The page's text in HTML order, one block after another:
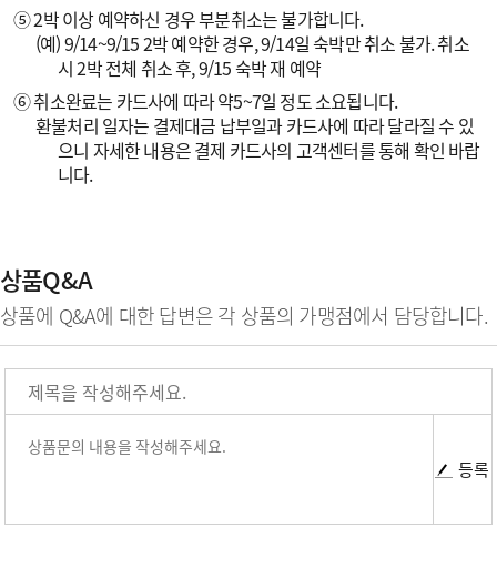
⑤ 2박 이상 예약하신 경우 부분취소는 불가합니다.
(예) 9/14~9/15 2박 예약한 경우, 9/14일 숙박만 취소 불가. 취소
시 2박 전체 취소 후, 9/15 숙박 재 예약
⑥ 취소완료는 카드사에 따라 약5~7일 정도 소요됩니다.
환불처리 일자는 결제대금 납부일과 카드사에 따라 달라질 수 있
으니 자세한 내용은 결제 카드사의 고객센터를 통해 확인 바랍
니다.
상품Q&A
상품에 Q&A에 대한 답변은 각 상품의 가맹점에서 담당합니다.
등록